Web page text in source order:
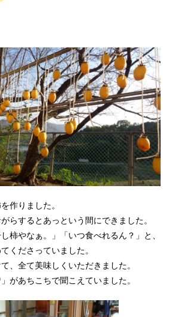
作りました。
らするとあっという間にできました。
柿やなぁ。」「いつ食べれるん？」と、
くださっていました。
、全て美味しくいただきました。
があちこちで聞こえていました。